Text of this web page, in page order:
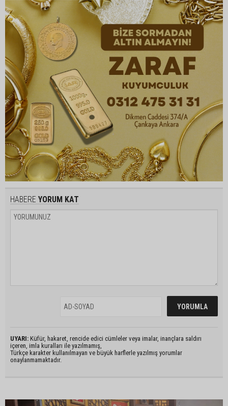
HABERE YORUM KAT
UYARI: Küfür, hakaret, rencide edici cümleler veya imalar, inançlara saldırı
içeren, imla kuralları ile yazılmamış,
Türkçe karakter kullanılmayan ve büyük harflerle yazılmış yorumlar
onaylanmamaktadır.